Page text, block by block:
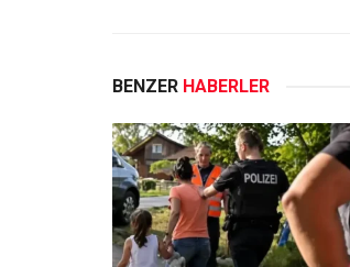
BENZER HABERLER